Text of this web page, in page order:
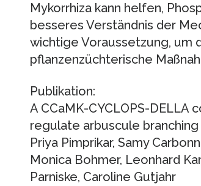
Mykorrhiza kann helfen,
besseres Verständnis der
wichtige Voraussetzung, um
pflanzenzüchterische
Publikation:
A CCaMK-CYCLOPS-
regulate arbuscule branching
Priya Pimprikar, Samy
Monica Bohmer, Leonhard
Parniske, Caroline Gutjahr